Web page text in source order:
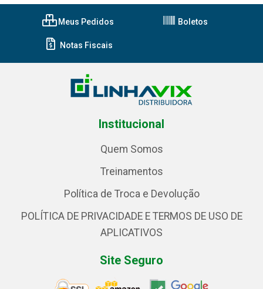
Meus Pedidos Boletos
Notas Fiscais
Institucional
Quem Somos
Treinamentos
Política de Troca e Devolução
POLÍTICA DE PRIVACIDADE E TERMOS DE USO DE
APLICATIVOS
Site Seguro